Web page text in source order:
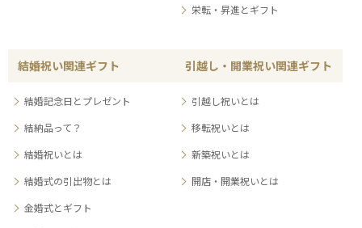
栄転・昇進とギフト
結婚祝い関連ギフト
結婚記念日とプレゼント
結納品って？
結婚祝いとは
結婚式の引出物とは
金婚式とギフト
引越し・開業祝い関連ギフト
引越し祝いとは
移転祝いとは
新築祝いとは
開店・開業祝いとは